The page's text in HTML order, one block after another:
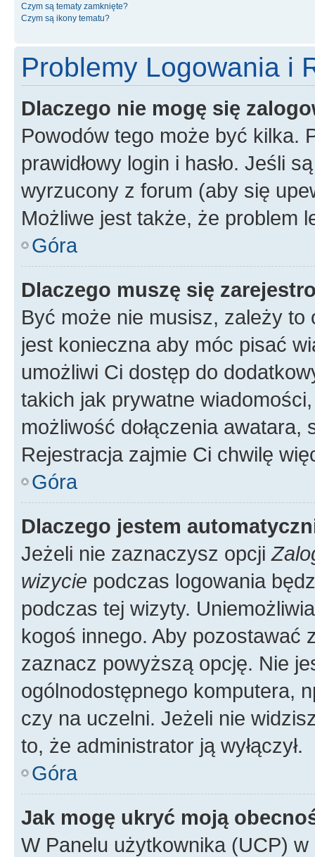
Czym są tematy zamknięte?
Czym są ikony tematu?
Problemy Logowania i
Dlaczego nie mogę się
Powodów tego może być kilka.
prawidłowy login i hasło. Jeśli
wyrzucony z forum (aby się
Możliwe jest także, że problem
Góra
Dlaczego muszę się
Być może nie musisz, zależy
jest konieczna aby móc pisać
umożliwi Ci dostęp do
takich jak prywatne
możliwość dołączenia
Rejestracja zajmie Ci chwilę
Góra
Dlaczego jestem
Jeżeli nie zaznaczysz opcji
wizycie podczas logowania
podczas tej wizyty.
kogoś innego. Aby pozostawać
zaznacz powyższą opcję. Nie
ogólnodostępnego komputera,
czy na uczelni. Jeżeli nie
to, że administrator ją wyłączył.
Góra
Jak mogę ukryć moją
W Panelu użytkownika (UCP) w